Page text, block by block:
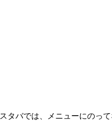
スタバでは、メニューにのっ